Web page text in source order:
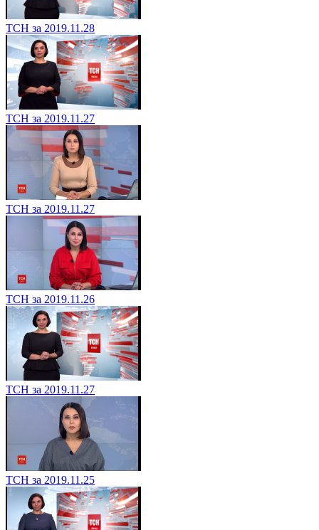
ТСН за 2019.11.28
ТСН за 2019.11.27
ТСН за 2019.11.27
ТСН за 2019.11.26
ТСН за 2019.11.27
ТСН за 2019.11.25